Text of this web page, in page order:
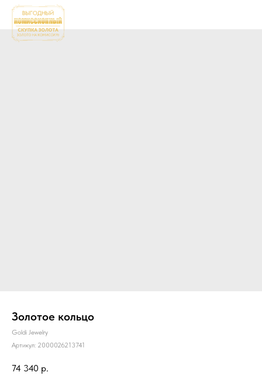
Золотое кольцо
Goldi Jewelry
Артикул: 2000026213741
74 340 р.